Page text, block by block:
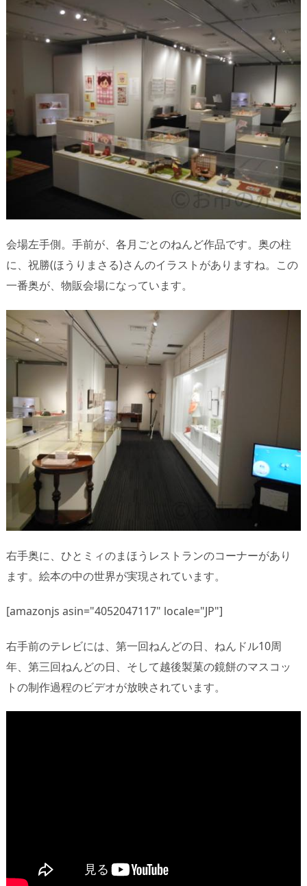
会場左手側。手前が、各月ごとのねんど作品です。奥の柱
に、祝勝(ほうりまさる)さんのイラストがありますね。この
一番奥が、物販会場になっています。
右手奥に、ひとミィのまほうレストランのコーナーがあり
ます。絵本の中の世界が実現されています。
[amazonjs asin="4052047117" locale="JP"]
右手前のテレビには、第一回ねんどの日、ねんドル10周
年、第三回ねんどの日、そして越後製菓の鏡餅のマスコッ
トの制作過程のビデオが放映されています。